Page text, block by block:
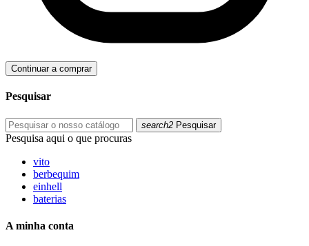
Continuar a comprar
Pesquisar
search2 Pesquisar
Pesquisa aqui o que procuras
vito
berbequim
einhell
baterias
A minha conta